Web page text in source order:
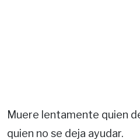
Muere lentamente quien
quien no se deja ayudar.